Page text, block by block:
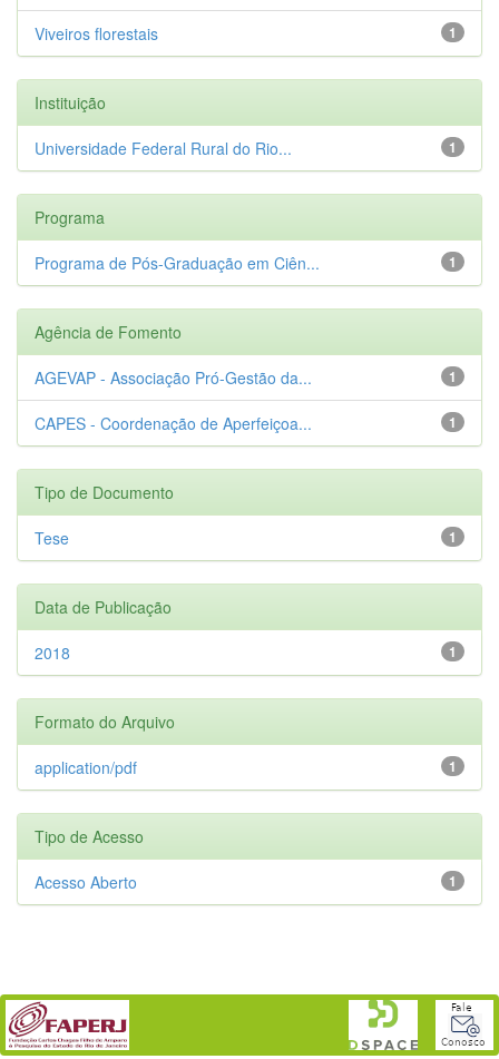
1
Viveiros florestais
Instituição
1
Universidade Federal Rural do Rio...
Programa
1
Programa de Pós-Graduação em Ciên...
Agência de Fomento
1
AGEVAP - Associação Pró-Gestão da...
1
CAPES - Coordenação de Aperfeiçoa...
Tipo de Documento
1
Tese
Data de Publicação
1
2018
Formato do Arquivo
1
application/pdf
Tipo de Acesso
1
Acesso Aberto